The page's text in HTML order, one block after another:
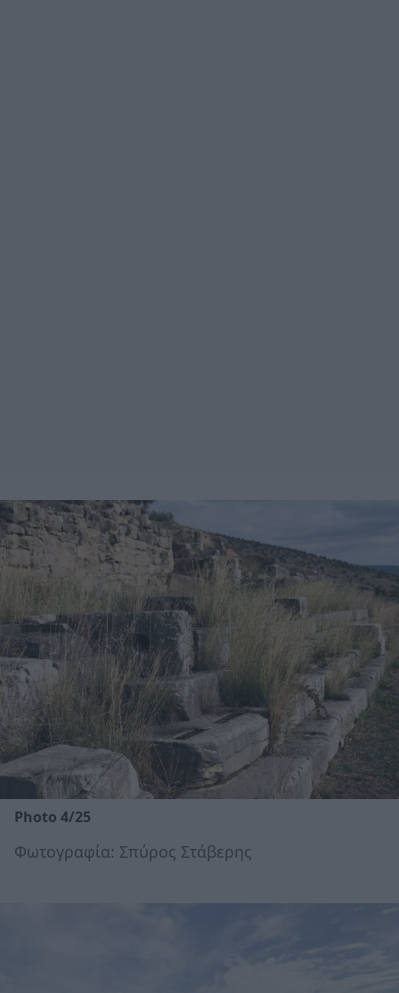
Photo 4/25
Φωτογραφία: Σπύρος Στάβερης